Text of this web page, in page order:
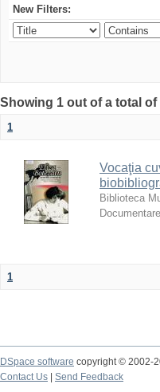
New Filters:
Showing 1 out of a total of
1
Vocaţia
Biblioteca
1
DSpace software copyright © 2002-
Contact Us
Send Feedback